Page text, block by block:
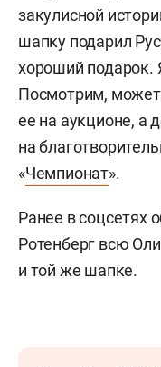
закулисной
шапку подарил
хороший подарок.
Посмотрим,
ее на аукционе, а
на
«Чемпионат».
Ранее в соцсетях
Ротенберг всю
и той же шапке.